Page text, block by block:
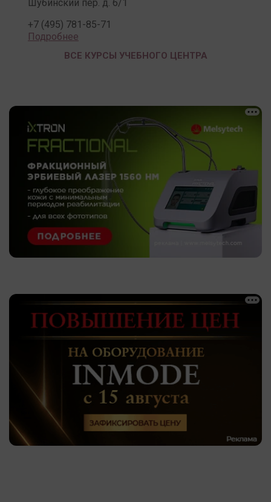
Шубинский пер. д. 6/1
+7 (495) 781-85-71
Подробнее
ВСЕ КУРСЫ УЧЕБНОГО ЦЕНТРА